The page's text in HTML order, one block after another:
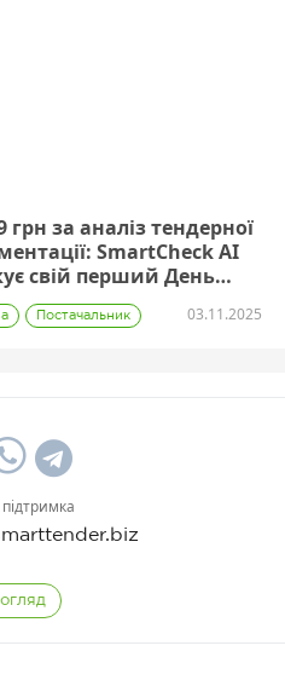
грн за аналіз тендерної
SmartCheck AI
свій перший День
Постачальник 03.11.2025